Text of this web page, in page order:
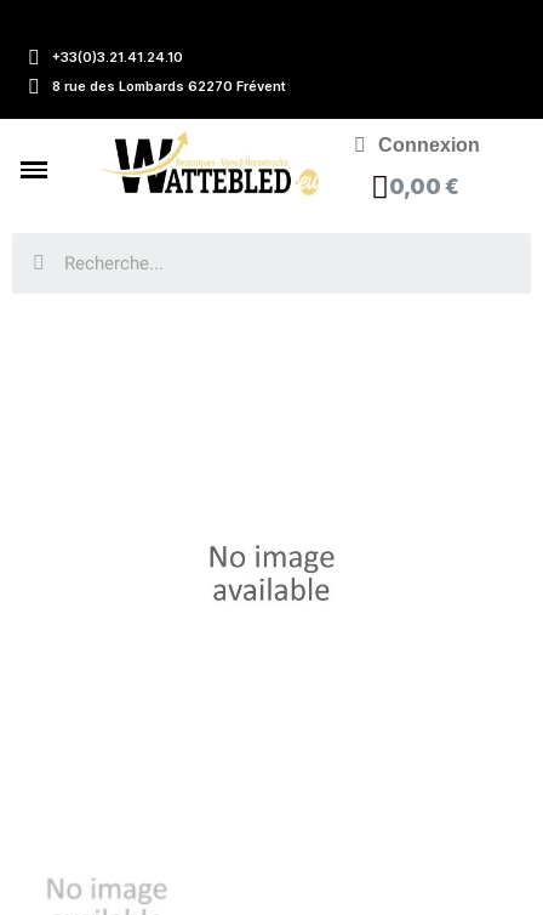
+33(0)3.21.41.24.10
8 rue des Lombards 62270 Frévent
Connexion
0,00 €